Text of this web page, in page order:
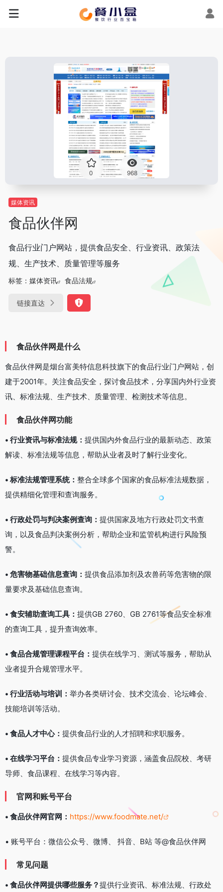
0 968
媒体资讯
食品伙伴网
食品行业门户网站，提供食品安全、行业资讯、政策法
规、生产技术、质量管理等服务
标签： 媒体资讯 食品法规
链接直达
食品伙伴网是什么
食品伙伴网是烟台富美特信息科技旗下的食品行业门户网站，创
建于2001年。关注食品安全，探讨食品技术，分享国内外行业资
讯、标准法规、生产技术、质量管理、检测技术等信息。
食品伙伴网功能
• 行业资讯与标准法规： 提供国内外食品行业的最新动态、政策
解读、标准法规等信息，帮助从业者及时了解行业变化。
• 标准法规管理系统： 整合全球多个国家的食品标准法规数据，
提供精细化管理和查询服务。
• 行政处罚与判决案例查询： 提供国家及地方行政处罚文书查
询，以及食品判决案例分析，帮助企业和监管机构进行风险预
警。
• 危害物基础信息查询： 提供食品添加剂及农兽药等危害物的限
量要求及基础信息查询。
• 食安辅助查询工具： 提供GB 2760、GB 2761等食品安全标准
的查询工具，提升查询效率。
• 食品合规管理课程平台： 提供在线学习、测试等服务，帮助从
业者提升合规管理水平。
• 行业活动与培训： 举办各类研讨会、技术交流会、论坛峰会、
技能培训等活动。
• 食品人才中心： 提供食品行业的人才招聘和求职服务。
• 在线学习平台： 提供食品专业学习资源，涵盖食品院校、考研
导师、食品课程、在线学习等内容。
官网和账号平台
• 食品伙伴网官网： https://www.foodmate.net/
• 账号平台：微信公众号、微博、 抖音、B站 等@食品伙伴网
常见问题
• 食品伙伴网提供哪些服务？提供行业资讯、标准法规、行政处